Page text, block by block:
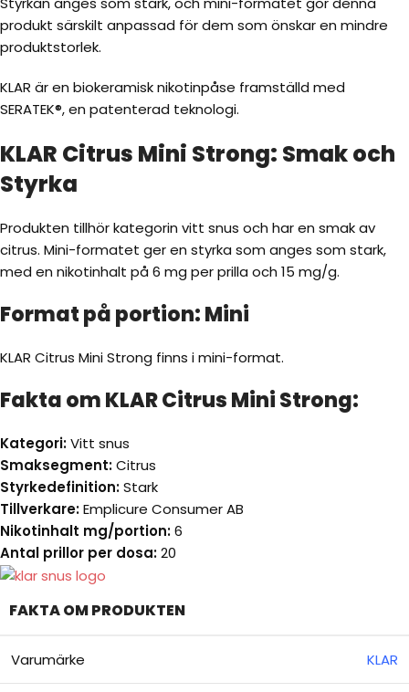
produkt särskilt anpassad för dem som önskar en mindre
produktstorlek.
KLAR är en biokeramisk nikotinpåse framställd med
SERATEK®, en patenterad teknologi.
KLAR Citrus Mini Strong: Smak och
Styrka
Produkten tillhör kategorin vitt snus och har en smak av
citrus. Mini-formatet ger en styrka som anges som stark,
med en nikotinhalt på 6 mg per prilla och 15 mg/g.
Format på portion: Mini
KLAR Citrus Mini Strong finns i mini-format.
Fakta om KLAR Citrus Mini Strong:
Kategori:Vitt snus
Smaksegment:Citrus
Styrkedefinition:Stark
Tillverkare:Emplicure Consumer AB
Nikotinhalt mg/portion:6
Antal prillor per dosa:20
FAKTA OM PRODUKTEN
Varumärke KLAR